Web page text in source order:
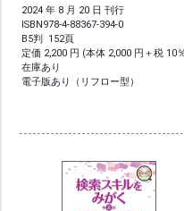
2024 年 8 月 20 日 刊行
ISBN978-4-88367-394-0
B5判 152頁
定価 2,200 円 (本体 2,000 円＋税 10％
在庫あり
電子版あり（リフロー型）